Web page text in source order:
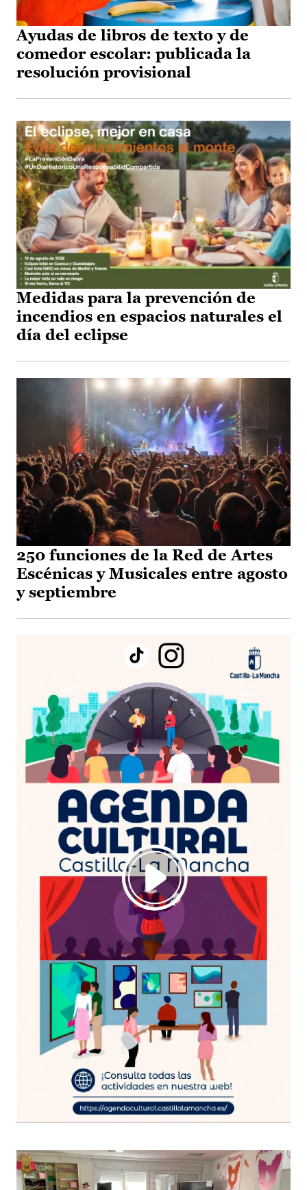
Ayudas de libros de texto y de
comedor escolar: publicada la
resolución provisional
Medidas para la prevención de
incendios en espacios naturales el
día del eclipse
250 funciones de la Red de Artes
Escénicas y Musicales entre agosto
y septiembre